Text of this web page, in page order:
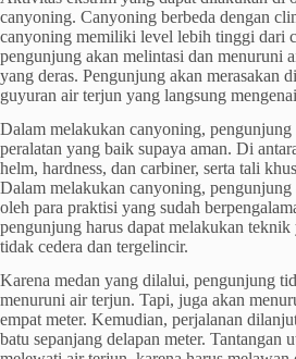
canyoning. Canyoning berbeda dengan
canyoning memiliki level lebih tinggi dari
pengunjung akan melintasi dan menuruni
yang deras. Pengunjung akan merasakan
guyuran air terjun yang langsung
Dalam melakukan canyoning, pengunjung
peralatan yang baik supaya aman. Di
helm, hardness, dan carbiner, serta tali
Dalam melakukan canyoning,
oleh para praktisi yang sudah
pengunjung harus dapat melakukan teknik
tidak cedera dan tergelincir.
Karena medan yang dilalui, pengunjung
menuruni air terjun. Tapi, juga akan
empat meter. Kemudian, perjalanan
batu sepanjang delapan meter. Tantangan